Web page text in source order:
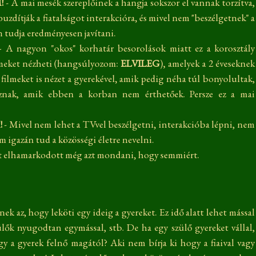
a fiatalságot interakcióra, és mivel nem "beszélgetnek" a
eredményesen javítani.
A nagyon "okos" korhatár besorolások miatt ez a korosztály
nézheti (hangsúlyozom: ELVILEG), amelyek a 2 éveseknek
is nézet a gyerekével, amik pedig néha túl bonyolultak,
amik ebben a korban nem érthetőek. Persze ez a mai
- Mivel nem lehet a TVvel beszélgetni, interakcióba lépni, nem
igazán tud a közösségi életre nevelni.
elhamarkodott még azt mondani, hogy semmiért.
az, hogy leköti egy ideig a gyereket. Ez idő alatt lehet mással
nyugodtan egymással, stb. De ha egy szülő gyereket vállal,
a gyerek felnő magától? Aki nem bírja ki hogy a fiaival vagy